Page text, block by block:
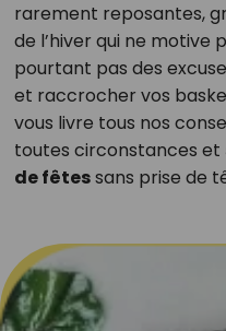
rarement reposantes,
de l’hiver qui ne motive
pourtant pas des
et raccrocher vos
vous livre tous nos
toutes circonstances et
de fêtessans prise de